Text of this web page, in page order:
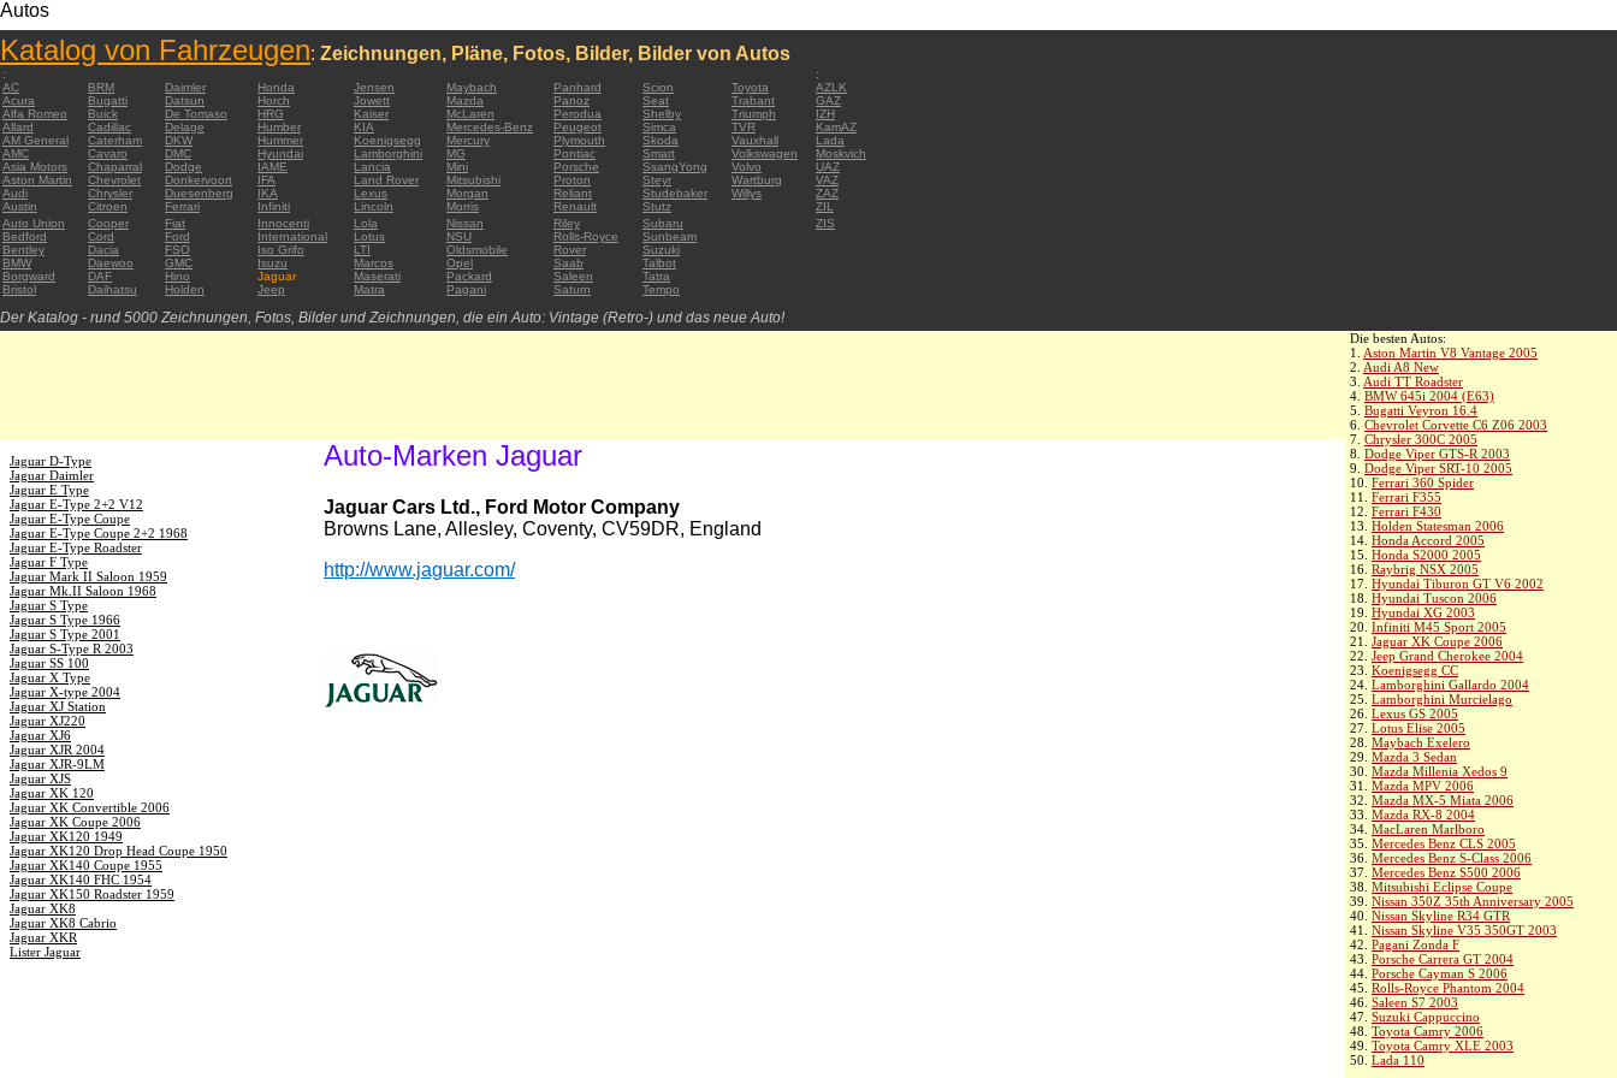
Autos
Katalog von Fahrzeugen: Zeichnungen, Pläne, Fotos, Bilder, Bilder von Autos
:
:
AC
BRM Daimler Honda Jensen Maybach Panhard Scion Toyota
AZLK
Acura
Bugatti Datsun Horch Jowett Mazda Panoz Seat Trabant
GAZ
Alfa Romeo
Buick De Tomaso HRG Kaiser McLaren Perodua Shelby Triumph
IZH
Allard
Cadillac Delage Humber KIA Mercedes-Benz Peugeot Simca TVR
KamAZ
AM General
Caterham DKW Hummer Koenigsegg Mercury Plymouth Skoda Vauxhall
Lada
AMC
Cavaro DMC Hyundai Lamborghini MG Pontiac Smart Volkswagen
Moskvich
Asia Motors
Chaparral Dodge IAME Lancia Mini Porsche SsangYong Volvo
UAZ
Aston Martin
Chevrolet Donkervoort IFA Land Rover Mitsubishi Proton Steyr Wartburg
VAZ
Audi
Chrysler Duesenberg IKA Lexus Morgan Reliant Studebaker Willys
ZAZ
Austin
Citroen Ferrari Infiniti Lincoln Morris Renault Stutz
ZIL
Auto Union
Cooper Fiat Innocenti Lola Nissan Riley Subaru
ZIS
Bedford
Cord Ford International Lotus NSU Rolls-Royce
Sunbeam
Bentley
Dacia FSO Iso Grifo LTI Oldsmobile Rover
Suzuki
BMW
Daewoo GMC Isuzu Marcos Opel Saab
Talbot
Borgward
DAF Hino Jaguar Maserati Packard Saleen
Tatra
Bristol
Daihatsu Holden Jeep Matra Pagani Saturn Tempo
Der Katalog - rund 5000 Zeichnungen, Fotos, Bilder und Zeichnungen, die ein Auto: Vintage (Retro-) und das neue Auto!
Die besten Autos:
1. Aston Martin V8 Vantage 2005
2. Audi A8 New
3. Audi TT Roadster
4. BMW 645i 2004 (E63)
5. Bugatti Veyron 16.4
6. Chevrolet Corvette C6 Z06 2003
7. Chrysler 300C 2005
8. Dodge Viper GTS-R 2003
9. Dodge Viper SRT-10 2005
10. Ferrari 360 Spider
11. Ferrari F355
12. Ferrari F430
13. Holden Statesman 2006
14. Honda Accord 2005
15. Honda S2000 2005
16. Raybrig NSX 2005
17. Hyundai Tiburon GT V6 2002
18. Hyundai Tuscon 2006
19. Hyundai XG 2003
20. Infiniti M45 Sport 2005
21. Jaguar XK Coupe 2006
22. Jeep Grand Cherokee 2004
23. Koenigsegg CC
24. Lamborghini Gallardo 2004
25. Lamborghini Murcielago
26. Lexus GS 2005
27. Lotus Elise 2005
28. Maybach Exelero
29. Mazda 3 Sedan
30. Mazda Millenia Xedos 9
31. Mazda MPV 2006
32. Mazda MX-5 Miata 2006
33. Mazda RX-8 2004
34. MacLaren Marlboro
35. Mercedes Benz CLS 2005
36. Mercedes Benz S-Class 2006
37. Mercedes Benz S500 2006
38. Mitsubishi Eclipse Coupe
39. Nissan 350Z 35th Anniversary 2005
40. Nissan Skyline R34 GTR
41. Nissan Skyline V35 350GT 2003
42. Pagani Zonda F
43. Porsche Carrera GT 2004
44. Porsche Cayman S 2006
45. Rolls-Royce Phantom 2004
46. Saleen S7 2003
47. Suzuki Cappuccino
48. Toyota Camry 2006
49. Toyota Camry XLE 2003
50. Lada 110
Jaguar D-Type
Jaguar Daimler
Jaguar E Type
Jaguar E-Type 2+2 V12
Jaguar E-Type Coupe
Jaguar E-Type Coupe 2+2 1968
Jaguar E-Type Roadster
Jaguar F Type
Jaguar Mark II Saloon 1959
Jaguar Mk.II Saloon 1968
Jaguar S Type
Jaguar S Type 1966
Jaguar S Type 2001
Jaguar S-Type R 2003
Jaguar SS 100
Jaguar X Type
Jaguar X-type 2004
Jaguar XJ Station
Jaguar XJ220
Jaguar XJ6
Jaguar XJR 2004
Jaguar XJR-9LM
Jaguar XJS
Jaguar XK 120
Jaguar XK Convertible 2006
Jaguar XK Coupe 2006
Jaguar XK120 1949
Jaguar XK120 Drop Head Coupe 1950
Jaguar XK140 Coupe 1955
Jaguar XK140 FHC 1954
Jaguar XK150 Roadster 1959
Jaguar XK8
Jaguar XK8 Cabrio
Jaguar XKR
Lister Jaguar
Auto-Marken Jaguar
Jaguar Cars Ltd., Ford Motor Company
Browns Lane, Allesley, Coventy, CV59DR, England
http://www.jaguar.com/